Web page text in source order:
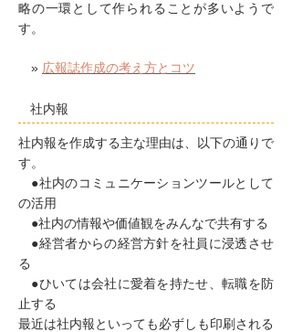
略の一環として作られることが多いようで
す。
» 広報誌作成の考え方とコツ
社内報
社内報を作成する主な理由は、以下の通りで
す。
●社内のコミュニケーションツールとして
の活用
●社内の情報や価値観をみんなで共有する
●経営者からの経営方針を社員に浸透させ
る
●ひいては会社に愛着を持たせ、転職を防
止する
最近は社内報といっても必ずしも印刷される